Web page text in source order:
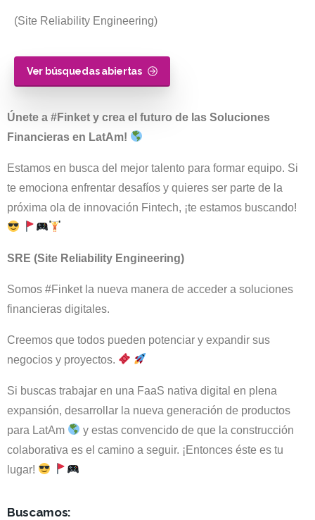
(Site Reliability Engineering)
Ver búsquedas abiertas
Únete a #Finket y crea el futuro de las Soluciones
Financieras en LatAm!
Estamos en busca del mejor talento para formar equipo. Si
te emociona enfrentar desafíos y quieres ser parte de la
próxima ola de innovación Fintech, ¡te estamos buscando!
SRE (Site Reliability Engineering)
Somos #Finket la nueva manera de acceder a soluciones
financieras digitales.
Creemos que todos pueden potenciar y expandir sus
negocios y proyectos.
Si buscas trabajar en una FaaS nativa digital en plena
expansión, desarrollar la nueva generación de productos
para LatAm
y estas convencido de que la construcción
colaborativa es el camino a seguir. ¡Entonces éste es tu
lugar!
Buscamos: